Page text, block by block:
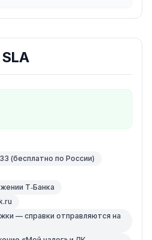
(бесплатно по России)
Т‑Банка
— справки отправляются на